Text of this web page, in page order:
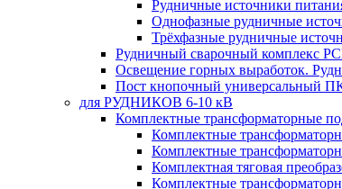
Рудничные источники
Однофазные рудничные
Трёхфазные рудничные
Рудничный сварочный комплекс
Освещение горных выработок.
Пост кнопочный универсальный
для РУДНИКОВ 6-10 кВ
Комплектные трансформаторные
Комплектные
Комплектные
Комплектная тяговая
Комплектные